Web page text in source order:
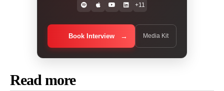
+11
Book Interview Media Kit
Read more